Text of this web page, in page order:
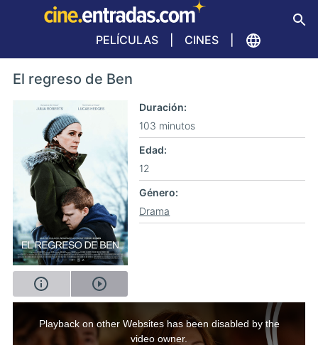
PELÍCULAS CINES
El regreso de Ben
Duración
103 minutos
Edad
12
Género
Drama
Playback on other Websites has been disabled by the
video owner.